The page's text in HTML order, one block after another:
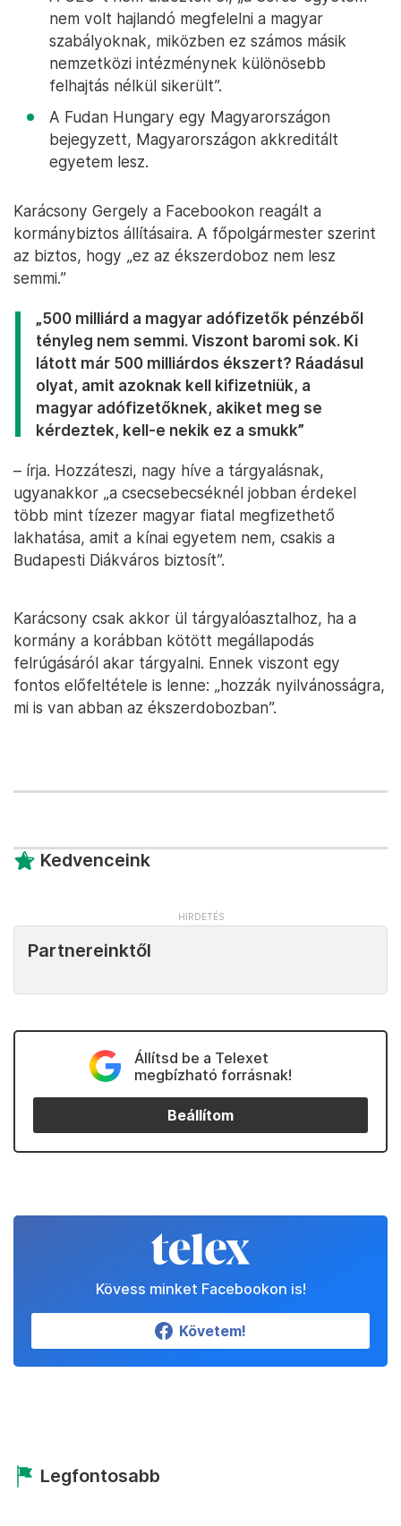
nem volt hajlandó megfelelni a magyar
szabályoknak, miközben ez számos másik
nemzetközi intézménynek különösebb
felhajtás nélkül sikerült”.
A Fudan Hungary egy Magyarországon
bejegyzett, Magyarországon akkreditált
egyetem lesz.
Karácsony Gergely a Facebookon reagált a
kormánybiztos állításaira. A főpolgármester szerint
az biztos, hogy „ez az ékszerdoboz nem lesz
semmi.”
„500 milliárd a magyar adófizetők pénzéből
tényleg nem semmi. Viszont baromi sok. Ki
látott már 500 milliárdos ékszert? Ráadásul
olyat, amit azoknak kell kifizetniük, a
magyar adófizetőknek, akiket meg se
kérdeztek, kell-e nekik ez a smukk”
– írja. Hozzáteszi, nagy híve a tárgyalásnak,
ugyanakkor „a csecsebecséknél jobban érdekel
több mint tízezer magyar fiatal megfizethető
lakhatása, amit a kínai egyetem nem, csakis a
Budapesti Diákváros biztosít”.
Karácsony csak akkor ül tárgyalóasztalhoz, ha a
kormány a korábban kötött megállapodás
felrúgásáról akar tárgyalni. Ennek viszont egy
fontos előfeltétele is lenne: „hozzák nyilvánosságra,
mi is van abban az ékszerdobozban”.
Kedvenceink
Partnereinktől
Állítsd be a Telexet
megbízható forrásnak!
Beállítom
Kövess minket Facebookon is!
Követem!
Legfontosabb